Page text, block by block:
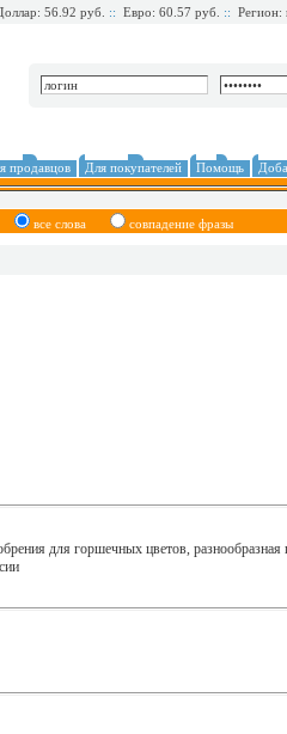
56.92 руб. :: Евро: 60.57 руб. :: Регион:
продавцов Для покупателей Помощь
все слова совпадение фразы
для горшечных цветов, разнообразная